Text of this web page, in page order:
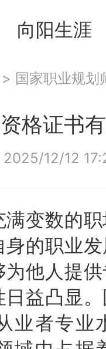
向阳生涯
> 国家职业规划
格证书
2025/12/12
变数的
的职业
他人提
益凸显
业者专业